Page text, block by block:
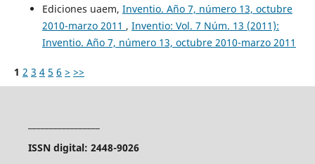
Ediciones uaem, Inventio. Año 7, número 13, octubre
2010-marzo 2011 , Inventio: Vol. 7 Núm. 13 (2011):
Inventio. Año 7, número 13, octubre 2010-marzo 2011
1 2 3 4 5 6 > >>
ISSN digital: 2448-9026